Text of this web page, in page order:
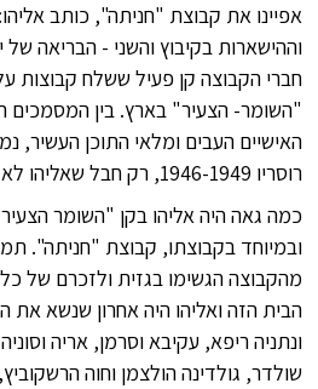
אפיינו את קבוצת "חניתה", כותב
וההישארות בקיבוץ והשני - הבריאה של
חברי הקבוצה קן פעיל ששלח קבוצות
"השומר- הצעיר" בארץ. בין המסמכים
האישיים העבים ומלאי התוכן העשיר,
רוסריו 1946-1949, רק חבל שאליהו לא תרגם אותו לעברית.
כמה גאה היה אליהו בקן "השומר
ובמיוחד בקבוצתו, קבוצת "חניתה".
מהקבוצה הגשימו בגזית ולזכרם של
הבית הזה ואליהו היה אחרון שנשא את
ונתניה ריפא, עקיבא וסרמן, אריה
שולדר, גולדינה הולצמן וחוה